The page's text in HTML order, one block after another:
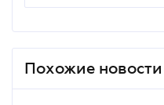
Похожие новости